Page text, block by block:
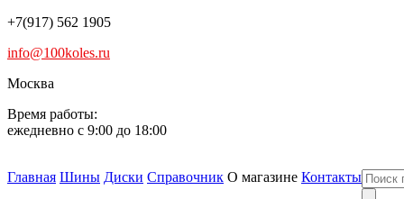
+7(917) 562 1905
info@100koles.ru
Москва
Время работы:
ежедневно с 9:00 до 18:00
Главная Шины Диски Справочник О магазине Контакты